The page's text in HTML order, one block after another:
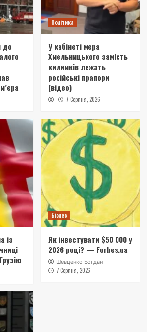
до
Політика
У кабінеті мера
Хмельницького замість
килимків лежать
російські прапори
(відео)
7 Серпня, 2026
із
Бізнес
Як інвестувати $50 000 у
2026 році? — Forbes.ua
Шевценко Богдан
7 Серпня, 2026